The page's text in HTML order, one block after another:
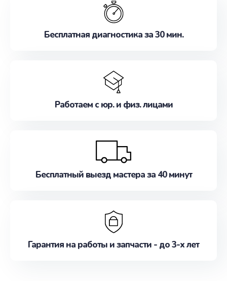
Бесплатная диагностика за 30 мин.
Работаем с юр. и физ. лицами
Бесплатный выезд мастера за 40 минут
Гарантия на работы и запчасти - до 3-х лет